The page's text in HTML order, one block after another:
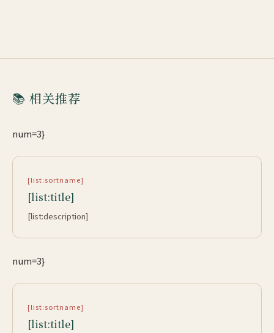
📚 相关推荐
num=3}
[list:sortname]
[list:title]
[list:description]
num=3}
[list:sortname]
[list:title]